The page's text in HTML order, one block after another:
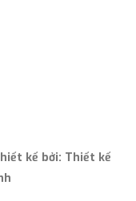
kế bởi: Thiết kế